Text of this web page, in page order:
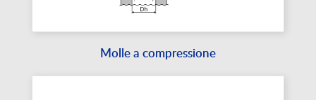
Molle a compressione